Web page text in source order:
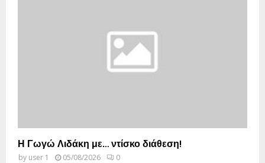
Η Γωγώ Λιδάκη με… ντίσκο διάθεση!
by user 1 05/08/2026 0